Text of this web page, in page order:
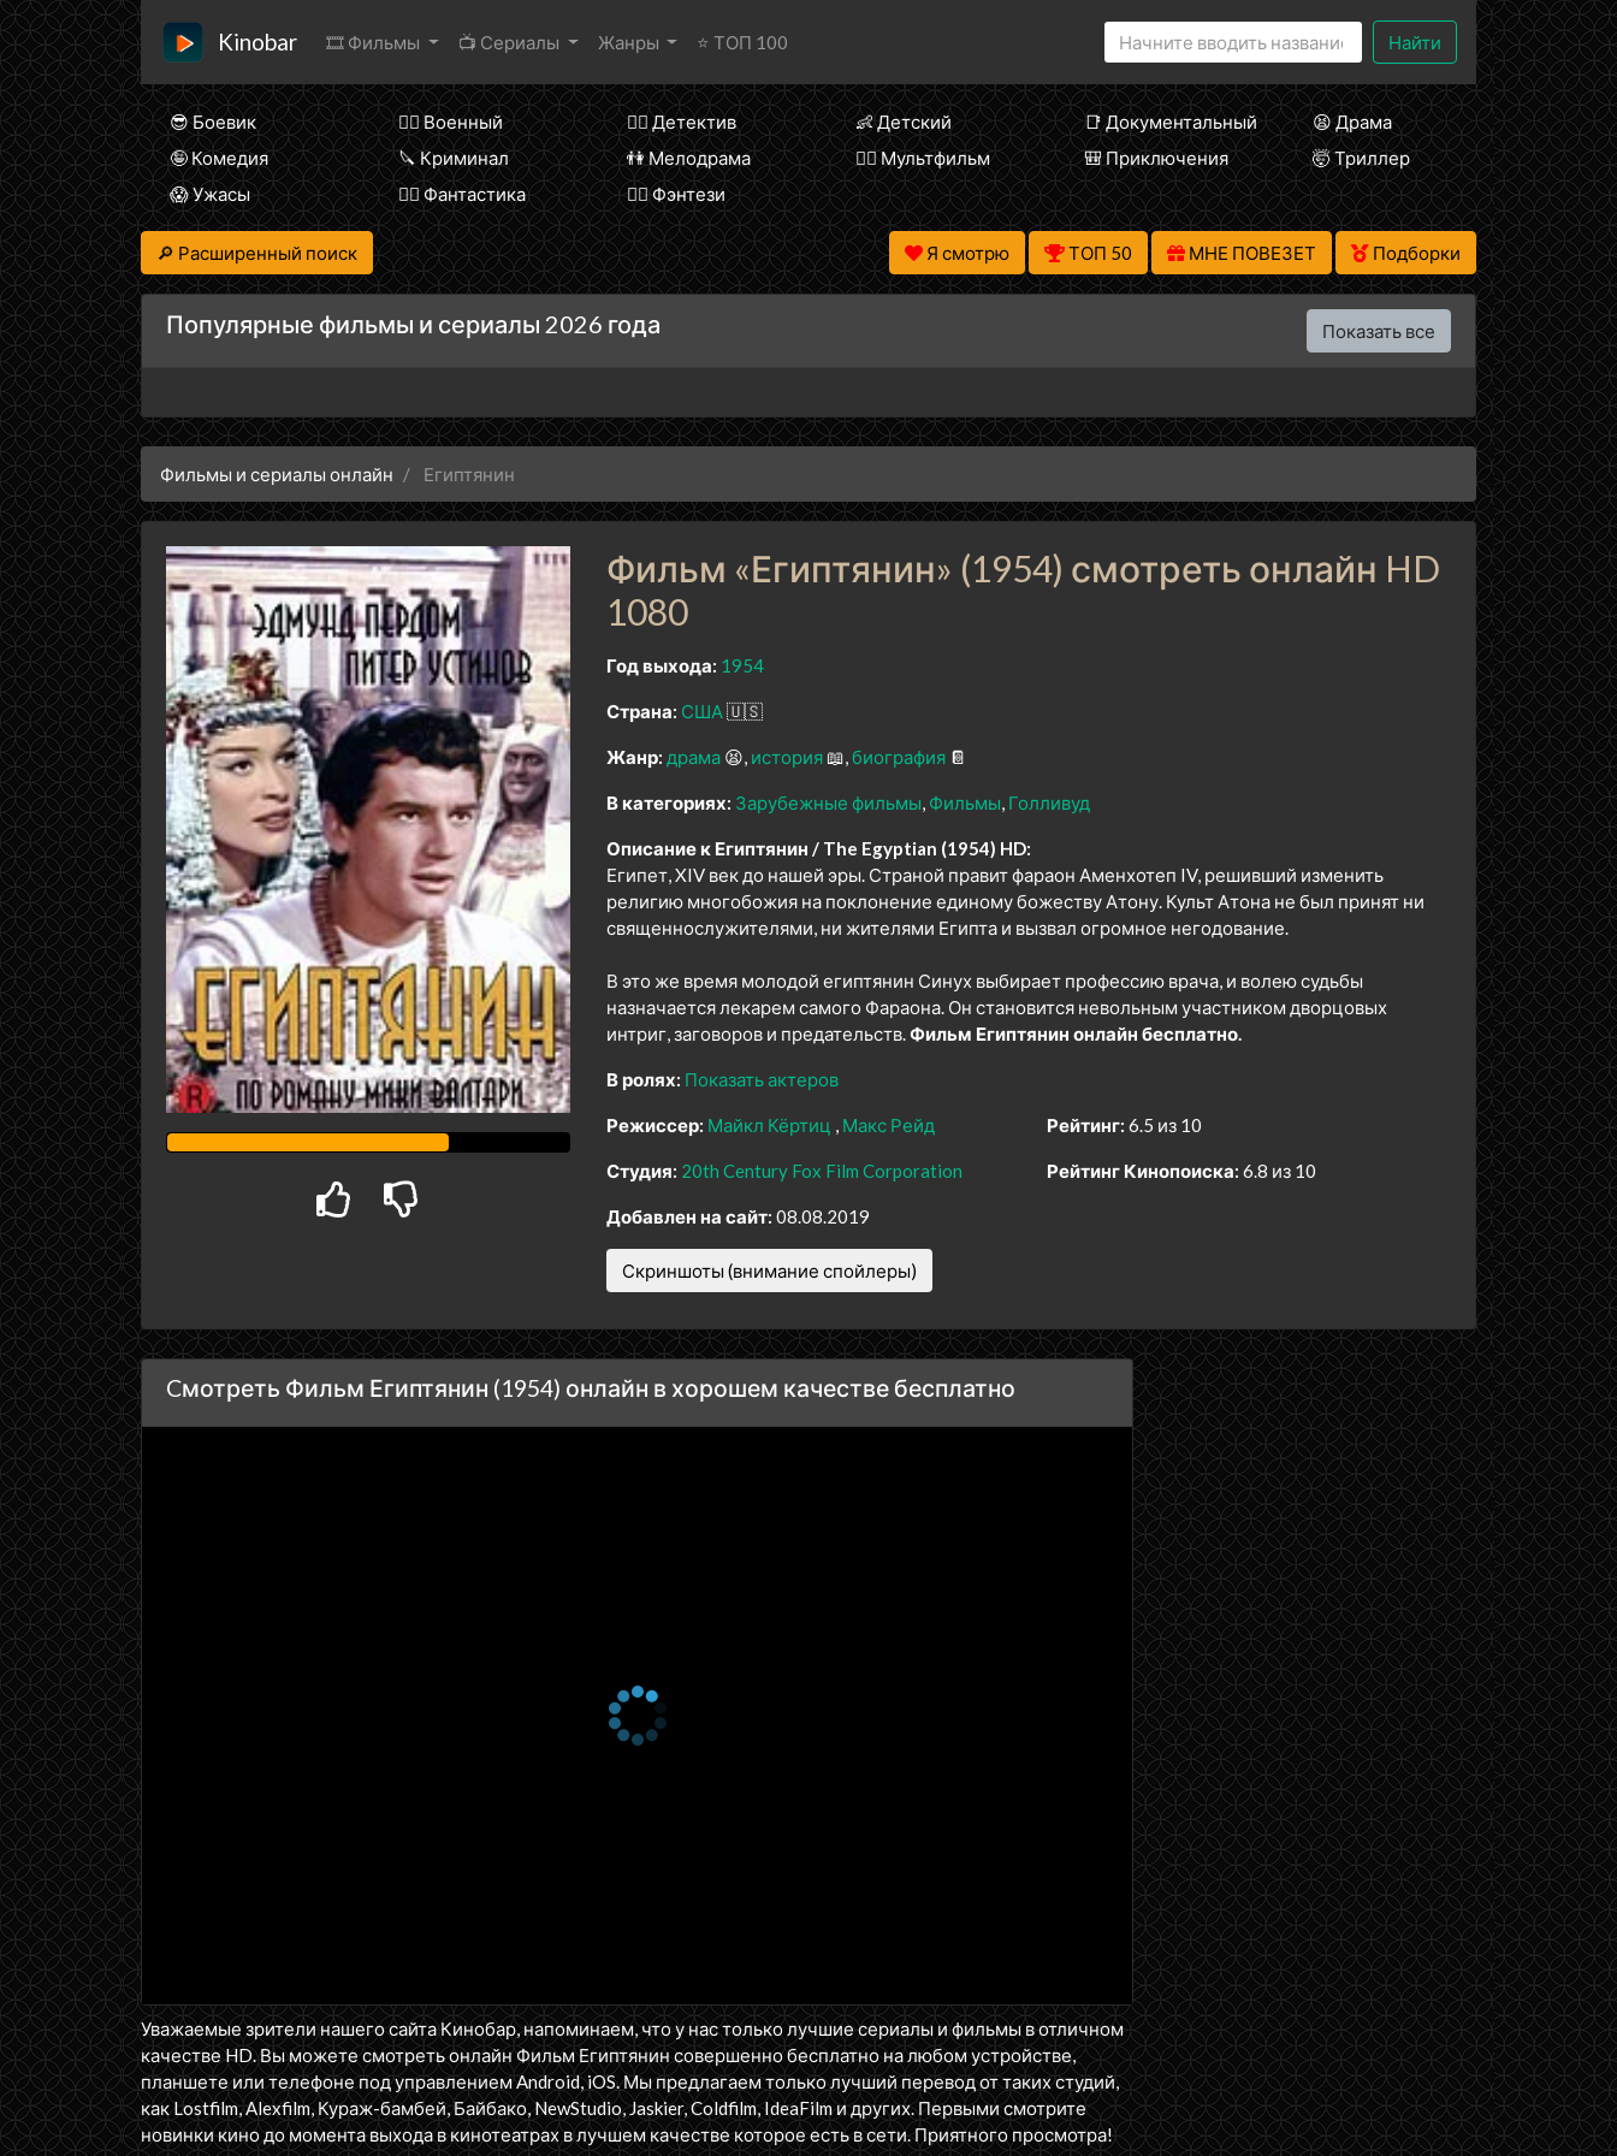
Kinobar 🎞 Фильмы 📺 Сериалы Жанры ⭐ ТОП 100 Найти
😎 Боевик 👨‍✈️ Военный 🕵️‍♂️ Детектив 👶 Детский 📑 Документальный
😫 Драма
🤪 Комедия
🔪 Криминал 👫 Мелодрама 🧚‍♀️ Мультфильм 🎒 Приключения
🤯 Триллер
😱 Ужасы
🧙‍♀️ Фантастика 🧝‍♂️ Фэнтези
🔎 Расширенный поиск Я смотрю ТОП 50 МНЕ ПОВЕЗЕТ Подборки
Популярные фильмы и сериалы 2026 года Показать все
Фильмы и сериалы онлайн Египтянин
Фильм «Египтянин» (1954) смотреть онлайн HD
1080
Год выхода: 1954
Страна: США🇺🇸
Жанр: драма 😫 история 📖 биография 📔
В категориях: Зарубежные фильмы Фильмы Голливуд
Описание к Египтянин / The Egyptian (1954) HD:
Египет, XIV век до нашей эры. Страной правит фараон Аменхотеп IV, решивший изменить
религию многобожия на поклонение единому божеству Атону. Культ Атона не был принят ни
священнослужителями, ни жителями Египта и вызвал огромное негодование.
В это же время молодой египтянин Синух выбирает профессию врача, и волею судьбы
назначается лекарем самого Фараона. Он становится невольным участником дворцовых
интриг, заговоров и предательств.Фильм Египтянин онлайн бесплатно.
В ролях: Показать актеров
Режиссер: Майкл Кёртиц Макс Рейд
Студия: 20th Century Fox Film Corporation
Рейтинг: 6.5 из 10
Рейтинг Кинопоиска: 6.8 из 10
Добавлен на сайт: 08.08.2019
Скриншоты (внимание спойлеры)
Cмотреть Фильм Египтянин (1954) онлайн в хорошем качестве бесплатно
Уважаемые зрители нашего сайта Кинобар, напоминаем, что у нас только лучшие сериалы и фильмы в отличном
качестве HD. Вы можете смотреть онлайн Фильм Египтянин совершенно бесплатно на любом устройстве,
планшете или телефоне под управлением Android, iOS. Мы предлагаем только лучший перевод от таких студий,
как Lostfilm, Alexfilm, Кураж-бамбей, Байбако, NewStudio, Jaskier, Coldfilm, IdeaFilm и других. Первыми смотрите
новинки кино до момента выхода в кинотеатрах в лучшем качестве которое есть в сети. Приятного просмотра!